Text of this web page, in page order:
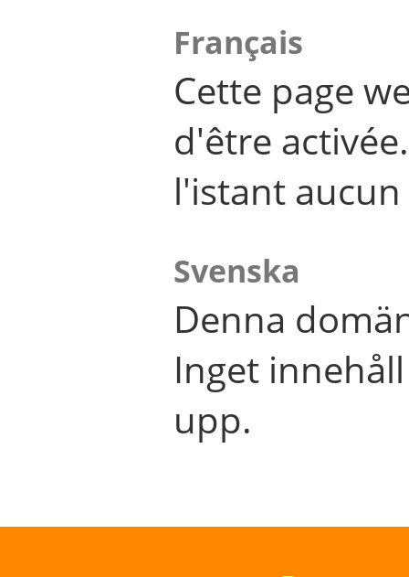
Français
Cette page
d'être
l'istant
Svenska
Denna
Inget
upp.